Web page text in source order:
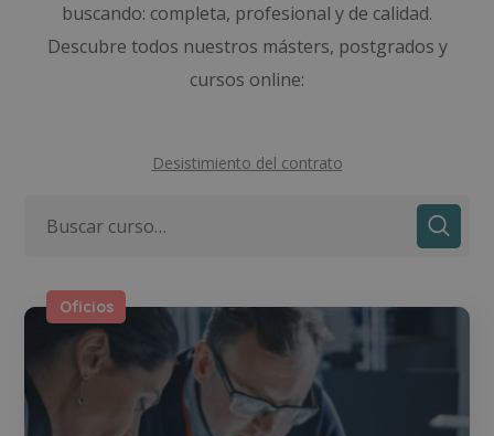
buscando: completa, profesional y de calidad.
Descubre todos nuestros másters, postgrados y
cursos online:
Desistimiento del contrato
Oficios